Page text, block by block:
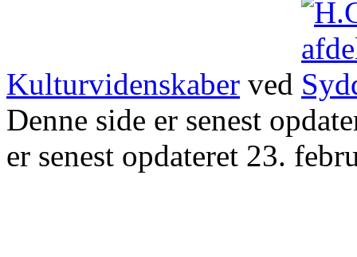
Kulturvidenskaber ved
Denne side er senest
er senest opdateret 23.